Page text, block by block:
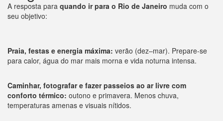
A resposta para quando ir para o Rio de Janeiro muda com o
seu objetivo:
Praia, festas e energia máxima: verão (dez–mar). Prepare-se
para calor, água do mar mais morna e vida noturna intensa.
Caminhar, fotografar e fazer passeios ao ar livre com
conforto térmico: outono e primavera. Menos chuva,
temperaturas amenas e visuais nítidos.